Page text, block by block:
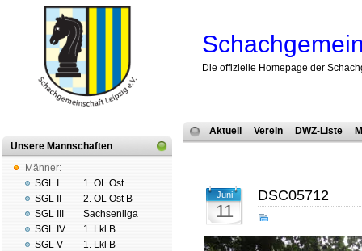
Die offizielle Homepage der
Unsere Mannschaften
Männer:
SGL I
SGL II
SGL III
SGL IV
SGL V
1. OL Ost
2. OL Ost B
Sachsenliga
1. Lkl B
1. Lkl B
Aktuell Verein DWZ-Liste
Juni
11
DSC05712